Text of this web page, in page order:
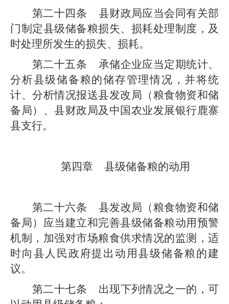
第二十四条
县财政局应当会同有关部
门制定县级储备粮损失、损耗处理制度，及
时处理所发生的损失、损耗。
第二十五条
承储企业应当定期统计、
分析县级储备粮的储存管理情况，并将统
计、分析情况报送县发改局 （粮食物资和储
备局）
、 县财政局及中国农业发展银行鹿寨
县支行。
第四章 县级储备粮的动用
第二十六条 县发改局 （粮食物资和储
备局） 应当建立和完善县级储备粮动用预警
机制，加强对市场粮食供求情况的监测，适
时向 县 人民政府提出动用县级储备粮的建
议。
第二十七条
出现下列情况之一的，可